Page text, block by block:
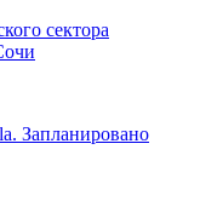
сектора
Запланировано